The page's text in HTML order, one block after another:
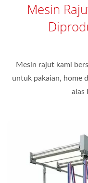
Mesin
Mesin rajut kami
untuk pakaian, home
alas